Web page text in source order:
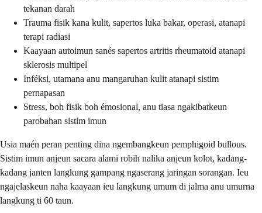
tekanan darah
Trauma fisik kana kulit, sapertos luka bakar, operasi, atanapi
terapi radiasi
Kaayaan autoimun sanés sapertos artritis rheumatoid atanapi
sklerosis multipel
Inféksi, utamana anu mangaruhan kulit atanapi sistim
pernapasan
Stress, boh fisik boh émosional, anu tiasa ngakibatkeun
parobahan sistim imun
Usia maén peran penting dina ngembangkeun pemphigoid bullous.
Sistim imun anjeun sacara alami robih nalika anjeun kolot, kadang-
kadang janten langkung gampang ngaserang jaringan sorangan. Ieu
ngajelaskeun naha kaayaan ieu langkung umum di jalma anu umurna
langkung ti 60 taun.